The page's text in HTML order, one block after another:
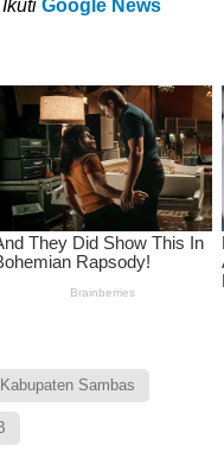
Google News
Kabupaten Sambas